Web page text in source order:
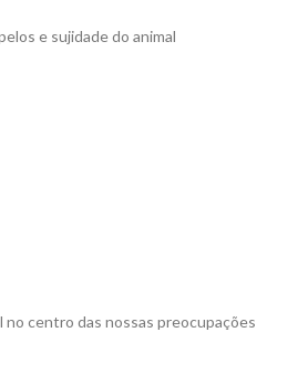
e sujidade do animal
no centro das nossas preocupações